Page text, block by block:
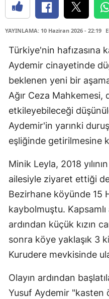
YAYINLAMA: 10 Haziran 2026 - 22:19
Türkiye'nin hafızasına
Aydemir cinayetinde
beklenen yeni bir
Ağır Ceza Mahkemesi,
etkileyebileceği
Aydemir'in yarınki
eşliğinde getirilmesine
Minik Leyla, 2018
ailesiyle ziyaret ettiği
Bezirhane köyünde 15
kaybolmuştu. Kapsamlı
ardından küçük kızın
sonra köye yaklaşık 3
Kurudere mevkisinde
Olayın ardından
Yusuf Aydemir "kasten